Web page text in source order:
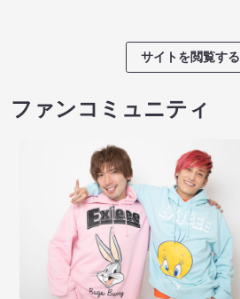
サイトを閲覧する
ファンコミュニティ